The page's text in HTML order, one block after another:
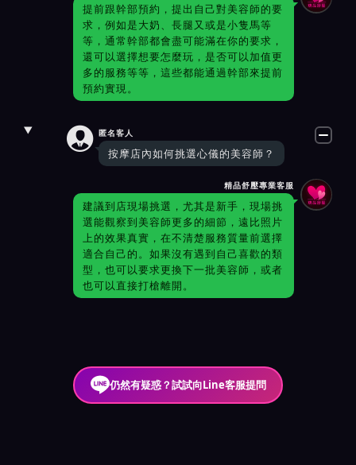
提前跟幹部預約，提出自己對美容師的要
求，例如是大奶、長腿又或是小隻馬等
等，通常幹部都會盡可能滿在你的要求，
還可以選擇想要怎麼玩，是否可以加值更
多的服務等等，這些都能通過幹部來提前
預約實現。
 匿名客人
按摩店內如何挑選心儀的美容師？
精品舒壓專業客服
建議到店現場挑選，尤其是新手，現場挑
選能觀察到美容師更多的細節，遠比照片
上的效果真實，在不清楚服務質量前選擇
適合自己的。如果沒有遇到自己喜歡的類
型，也可以要求更換下一批美容師，或者
也可以直接打槍離開。
仍然有疑惑？試試向Line客服提問